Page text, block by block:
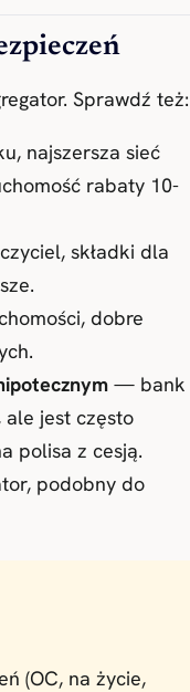
Sprawdź też:
najszersza sieć
rabaty 10-
składki dla
dobre
— bank
ale jest często
polisa z cesją.
podobny do
(OC, na życie,